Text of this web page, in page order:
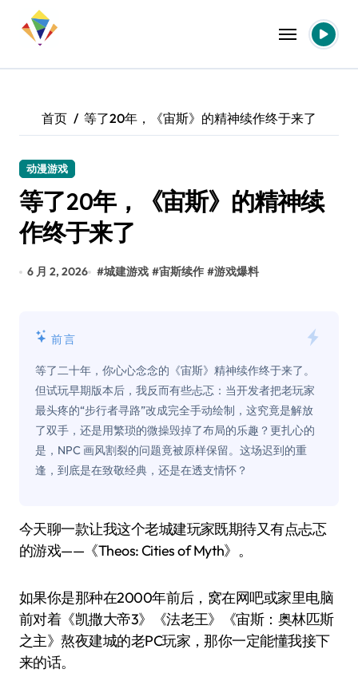
首页 等了20年，《宙斯》的精神续作终于来了
动漫游戏
等了20年，《宙斯》的精神续
作终于来了
6 月 2, 2026 #城建游戏 #宙斯续作 #游戏爆料
前言
等了二十年，你心心念念的《宙斯》精神续作终于来了。
但试玩早期版本后，我反而有些忐忑：当开发者把老玩家
最头疼的“步行者寻路”改成完全手动绘制，这究竟是解放
了双手，还是用繁琐的微操毁掉了布局的乐趣？更扎心的
是，NPC 画风割裂的问题竟被原样保留。这场迟到的重
逢，到底是在致敬经典，还是在透支情怀？
今天聊一款让我这个老城建玩家既期待又有点忐忑
的游戏——《Theos: Cities of Myth》。
如果你是那种在2000年前后，窝在网吧或家里电脑
前对着《凯撒大帝3》《法老王》《宙斯：奥林匹斯
之主》熬夜建城的老PC玩家，那你一定能懂我接下
来的话。